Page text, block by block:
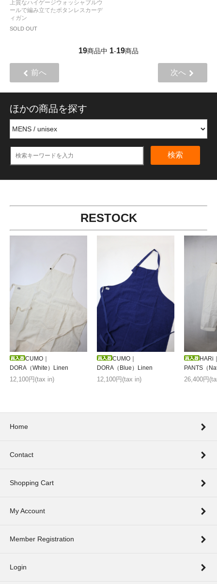
SOLD OUT
上質なハイゲージウォッシャブルウ
ールで編み立てたボタンレスカーデ
ィガン
19商品中 1-19商品
前へ 次へ
ほかの商品を探す
検索
RESTOCK
CUMO｜
DORA（White）Linen
12,100円(tax in)
CUMO｜
DORA（Blue）Linen
12,100円(tax in)
HARi
PANTS（
26,400円
Home
Contact
Shopping Cart
My Account
Member Registration
Login